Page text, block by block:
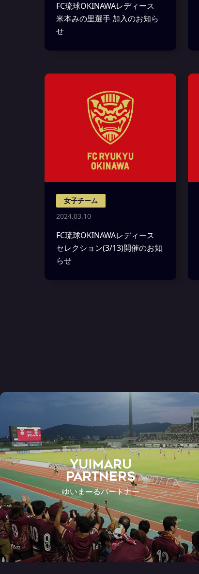
FC琉球OKINAWAレディース
米本みの里選手 加入のお知ら
せ
女子チーム
2024.03.10
FC琉球OKINAWAレディース
セレクション(3/13)開催のお知
らせ
YUIMARU
Partners
ゆいまーるパートナー